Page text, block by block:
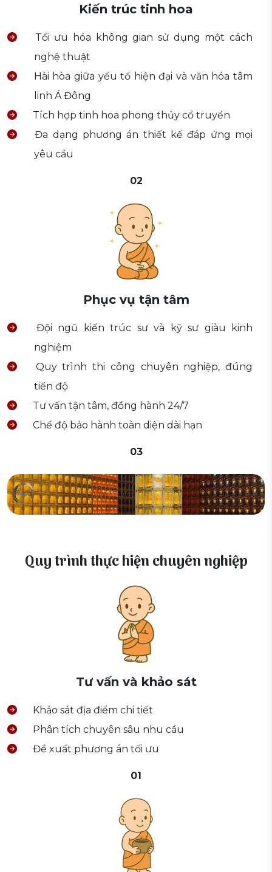
Kiến trúc tinh hoa
Tối ưu hóa không gian sử dụng một cách
nghệ thuật
Hài hòa giữa yếu tố hiện đại và văn hóa tâm
linh Á Đông
Tích hợp tinh hoa phong thủy cổ truyền
Đa dạng phương án thiết kế đáp ứng mọi
yêu cầu
02
Phục vụ tận tâm
Đội ngũ kiến trúc sư và kỹ sư giàu kinh
nghiệm
Quy trình thi công chuyên nghiệp, đúng
tiến độ
Tư vấn tận tâm, đồng hành 24/7
Chế độ bảo hành toàn diện dài hạn
03
Quy trình thực hiện chuyên nghiệp
Tư vấn và khảo sát
Khảo sát địa điểm chi tiết
Phân tích chuyên sâu nhu cầu
Đề xuất phương án tối ưu
01